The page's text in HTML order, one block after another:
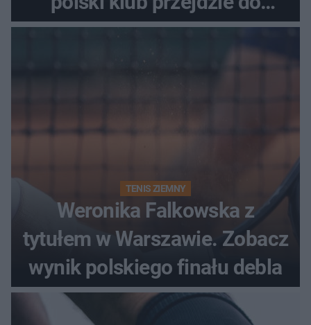
historii
TENIS ZIEMNY
Weronika Falkowska z
tytułem w Warszawie. Zobacz
wynik polskiego finału debla